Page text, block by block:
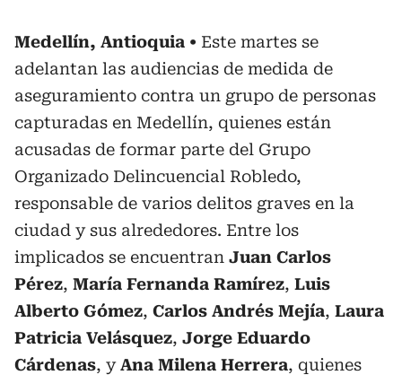
Medellín, Antioquia
Este martes se
adelantan las audiencias de medida de
aseguramiento contra un grupo de personas
capturadas en Medellín, quienes están
acusadas de formar parte del Grupo
Organizado Delincuencial Robledo,
responsable de varios delitos graves en la
ciudad y sus alrededores. Entre los
implicados se encuentran Juan Carlos
Pérez, María Fernanda Ramírez, Luis
Alberto Gómez, Carlos Andrés Mejía, Laura
Patricia Velásquez, Jorge Eduardo
Cárdenas, yAna Milena Herrera, quienes